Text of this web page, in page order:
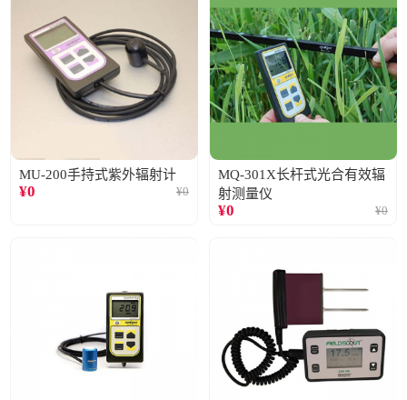
MU-200手持式紫外辐射计
¥0 ¥0
MQ-301X长杆式光合有效辐
射测量仪
¥0 ¥0